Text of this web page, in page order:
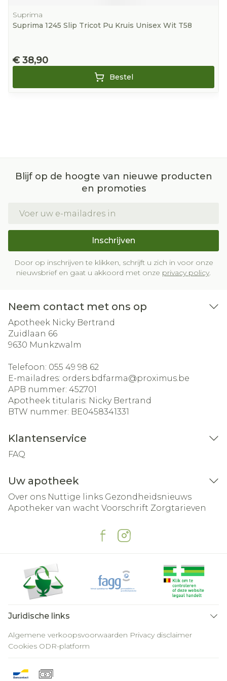
Suprima
Suprima 1245 Slip Tricot Pu Kruis Unisex Wit T58
€ 38,90
Bestel
Blijf op de hoogte van nieuwe producten
en promoties
Inschrijven
Door op inschrijven te klikken, schrijft u zich in voor onze
nieuwsbrief en gaat u akkoord met onze privacy policy.
Neem contact met ons op
Apotheek Nicky Bertrand
Zuidlaan 66
9630 Munkzwalm
Telefoon: 055 49 98 62
E-mailadres: orders.bdfarma@proximus.be
APB nummer: 452701
Apotheek titularis: Nicky Bertrand
BTW nummer: BE0458341331
Klantenservice
FAQ
Uw apotheek
Over ons Nuttige links Gezondheidsnieuws
Apotheker van wacht Voorschrift Zorgtarieven
Juridische links
Algemene verkoopsvoorwaarden Privacy disclaimer
Cookies ODR-platform